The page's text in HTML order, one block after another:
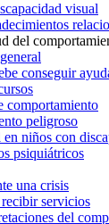
visual
del
conseguir
comportamiento
peligroso
en niños con
psiquiátricos
una crisis
servicios
del